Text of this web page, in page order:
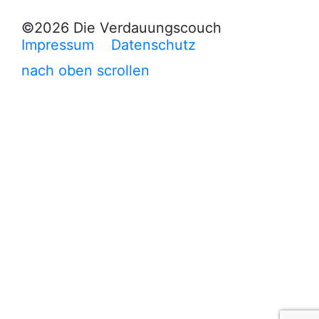
©2026 Die Verdauungscouch
Impressum
Datenschutz
nach oben scrollen